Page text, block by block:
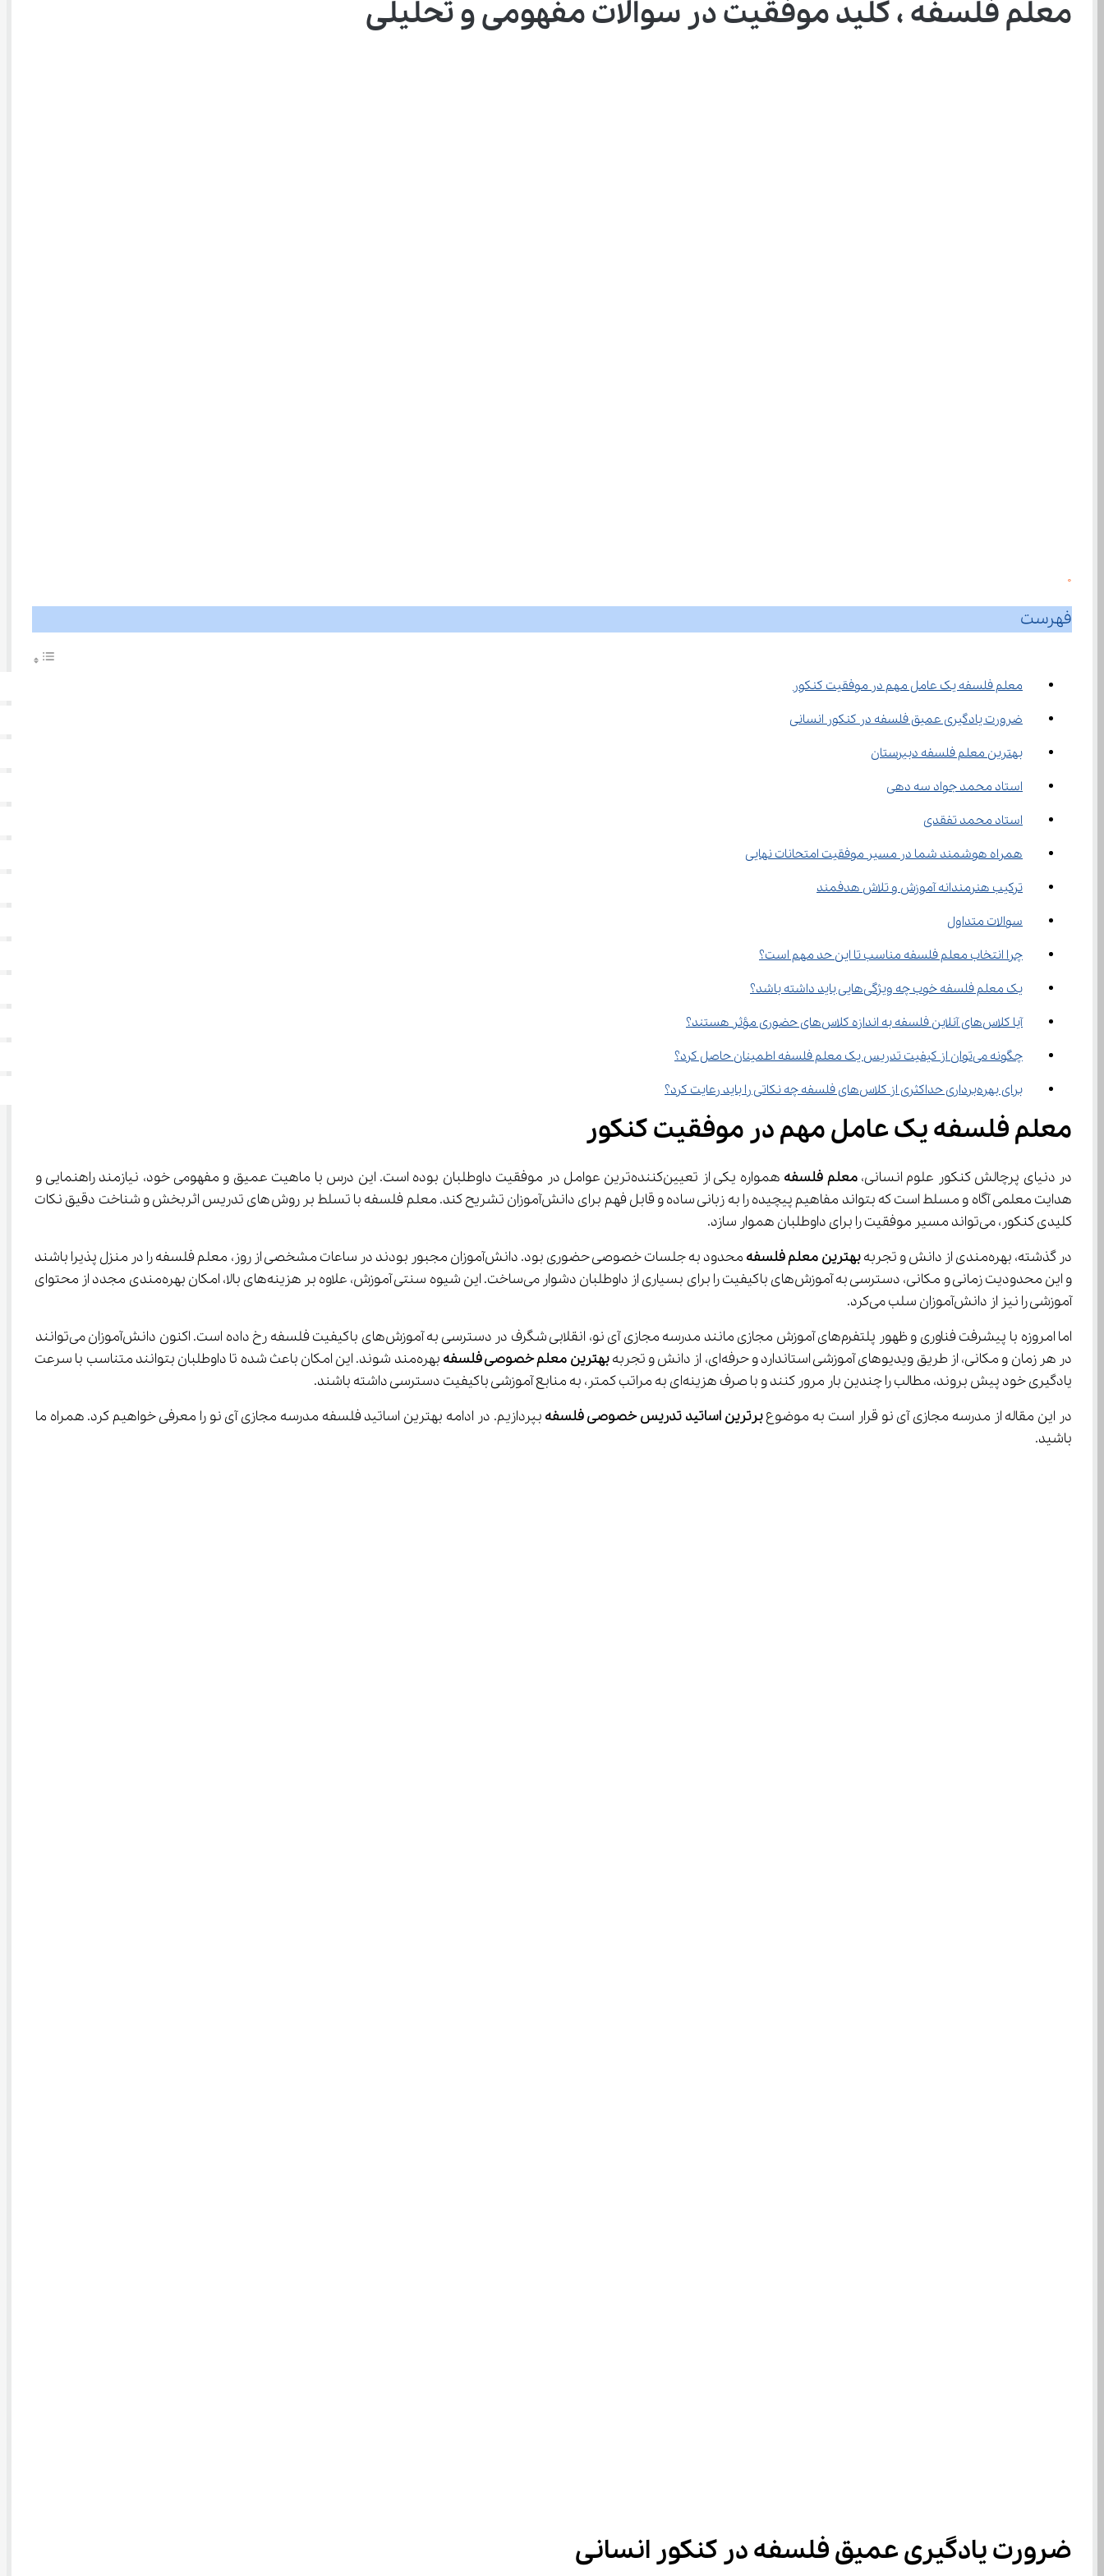
معلم فلسفه ، کلید موفقیت در سوالات مفهومی و تحلیلی
0
فهرست
معلم فلسفه یک عامل مهم در موفقیت کنکور
ضرورت یادگیری عمیق فلسفه در کنکور انسانی
بهترین معلم فلسفه دبیرستان
استاد محمد جواد سه دهی
استاد محمد تفقدی
همراه هوشمند شما در مسیر موفقیت امتحانات نهایی
ترکیب هنرمندانه آموزش و تلاش هدفمند
سوالات متداول
چرا انتخاب معلم فلسفه مناسب تا این حد مهم است؟
یک معلم فلسفه خوب چه ویژگی‌هایی باید داشته باشد؟
آیا کلاس‌های آنلاین فلسفه به اندازه کلاس‌های حضوری مؤثر هستند؟
چگونه می‌توان از کیفیت تدریس یک معلم فلسفه اطمینان حاصل کرد؟
برای بهره‌برداری حداکثری از کلاس‌های فلسفه چه نکاتی را باید رعایت کرد؟
معلم فلسفه یک عامل مهم در موفقیت کنکور
در دنیای پرچالش کنکور علوم انسانی، معلم فلسفه
همواره یکی از تعیین‌کننده‌ترین عوامل در موفقیت داوطلبان بوده است. این درس با ماهیت عمیق و مفهومی خود، نیازمند راهنمایی و
هدایت معلمی آگاه و مسلط است که بتواند مفاهیم پیچیده را به زبانی ساده و قابل فهم برای دانش‌آموزان تشریح کند. معلم فلسفه با تسلط بر روش‌های تدریس اثربخش و شناخت دقیق نکات
کلیدی کنکور، می‌تواند مسیر موفقیت را برای داوطلبان هموار سازد.
در گذشته، بهره‌مندی از دانش و تجربه
بهترین معلم فلسفه
محدود به جلسات خصوصی حضوری بود. دانش‌آموزان مجبور بودند در ساعات مشخصی از روز، معلم فلسفه را در منزل پذیرا باشند
و این محدودیت زمانی و مکانی، دسترسی به آموزش‌های باکیفیت را برای بسیاری از داوطلبان دشوار می‌ساخت. این شیوه سنتی آموزش، علاوه بر هزینه‌های بالا، امکان بهره‌مندی مجدد از محتوای
آموزشی را نیز از دانش‌آموزان سلب می‌کرد.
اما امروزه با پیشرفت فناوری و ظهور پلتفرم‌های آموزش مجازی مانند مدرسه مجازی آی ‌نو، انقلابی شگرف در دسترسی به آموزش‌های باکیفیت فلسفه رخ داده است. اکنون دانش‌آموزان می‌توانند
در هر زمان و مکانی، از طریق ویدیوهای آموزشی استاندارد و حرفه‌ای، از دانش و تجربه
بهترین معلم خصوصی فلسفه
بهره‌مند شوند. این امکان باعث شده تا داوطلبان بتوانند متناسب با سرعت
یادگیری خود پیش بروند، مطالب را چندین بار مرور کنند و با صرف هزینه‌ای به مراتب کمتر، به منابع آموزشی باکیفیت دسترسی داشته باشند.
در این مقاله از مدرسه مجازی آی نو قرار است به موضوع برترین اساتید تدریس خصوصی فلسفه بپردازیم. در ادامه بهترین اساتید فلسفه مدرسه مجازی آی نو را معرفی خواهیم کرد. همراه ما
باشید.
ضرورت یادگیری عمیق فلسفه در کنکور انسانی